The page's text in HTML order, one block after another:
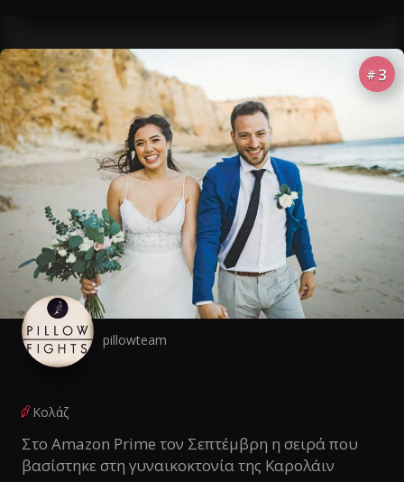
# 3
pillowteam
Κολάζ
Στο Amazon Prime τον Σεπτέμβρη η σειρά που
βασίστηκε στη γυναικοκτονία της Καρολάιν